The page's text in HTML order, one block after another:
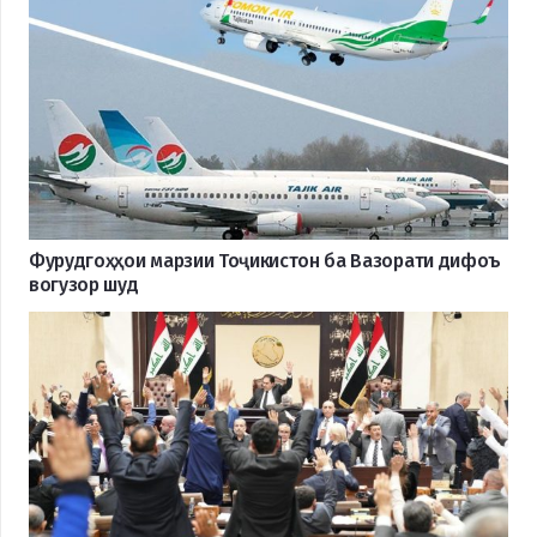
Фурудгоҳҳои марзии Тоҷикистон ба Вазорати дифоъ
вогузор шуд